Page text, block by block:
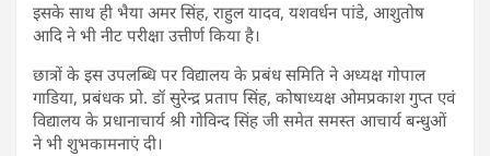
इसके साथ ही भैया अमर सिंह, राहुल यादव, यशवर्धन पांडे, आशुतोष
आदि ने भी नीट परीक्षा उत्तीर्ण किया है।
छात्रों के इस उपलब्धि पर विद्यालय के प्रबंध समिति ने अध्यक्ष गोपाल
गाडिया, प्रबंधक प्रो. डॉ सुरेन्द्र प्रताप सिंह, कोषाध्यक्ष ओमप्रकाश गुप्त एवं
विद्यालय के प्रधानाचार्य श्री गोविन्द सिंह जी समेत समस्त आचार्य बन्धुओं
ने भी शुभकामनाएं दी।